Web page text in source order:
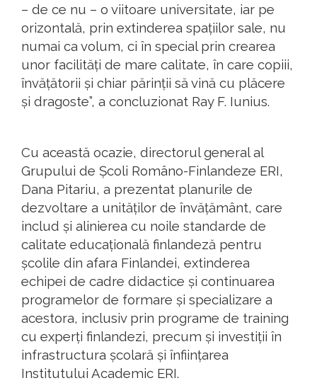
– de ce nu – o viitoare universitate, iar pe
orizontală, prin extinderea spațiilor sale, nu
numai ca volum, ci în special prin crearea
unor facilități de mare calitate, în care copiii,
învățătorii și chiar părinții să vină cu plăcere
și dragoste”, a concluzionat Ray F. Iunius.
Cu această ocazie, directorul general al
Grupului de Școli Româno-Finlandeze ERI,
Dana Pitariu, a prezentat planurile de
dezvoltare a unităților de învățământ, care
includ și alinierea cu noile standarde de
calitate educațională finlandeză pentru
școlile din afara Finlandei, extinderea
echipei de cadre didactice și continuarea
programelor de formare și specializare a
acestora, inclusiv prin programe de training
cu experți finlandezi, precum și investiții în
infrastructura școlară și înființarea
Institutului Academic ERI.